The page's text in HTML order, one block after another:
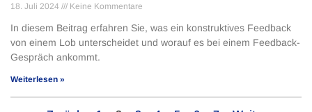
18. Juli 2024 Keine Kommentare
In diesem Beitrag erfahren Sie, was ein konstruktives Feedback
von einem Lob unterscheidet und worauf es bei einem Feedback-
Gespräch ankommt.
Weiterlesen »